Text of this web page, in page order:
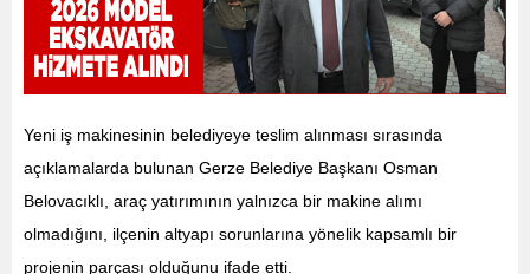
Yeni iş makinesinin belediyeye teslim alınması sırasında
açıklamalarda bulunan Gerze Belediye Başkanı Osman
Belovacıklı, araç yatırımının yalnızca bir makine alımı
olmadığını, ilçenin altyapı sorunlarına yönelik kapsamlı bir
projenin parçası olduğunu ifade etti.